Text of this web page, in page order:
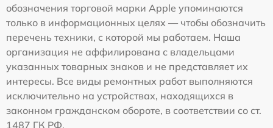
обозначения торговой марки Apple упоминаются
только в информационных целях — чтобы обозначить
перечень техники, с которой мы работаем. Наша
организация не аффилирована с владельцами
указанных товарных знаков и не представляет их
интересы. Все виды ремонтных работ выполняются
исключительно на устройствах, находящихся в
законном гражданском обороте, в соответствии со ст.
1487 ГК РФ.